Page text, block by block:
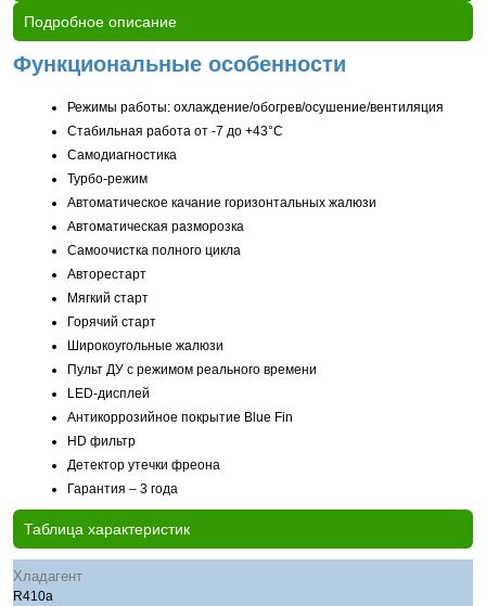
Подробное описание
Функциональные особенности
Режимы работы: охлаждение/обогрев/осушение/вентиляция
Стабильная работа от -7 до +43°C
Самодиагностика
Турбо-режим
Автоматическое качание горизонтальных жалюзи
Автоматическая разморозка
Самоочистка полного цикла
Авторестарт
Мягкий старт
Горячий старт
Широкоугольные жалюзи
Пульт ДУ с режимом реального времени
LED-дисплей
Антикоррозийное покрытие Blue Fin
HD фильтр
Детектор утечки фреона
Гарантия – 3 года
Таблица характеристик
Хладагент
R410a